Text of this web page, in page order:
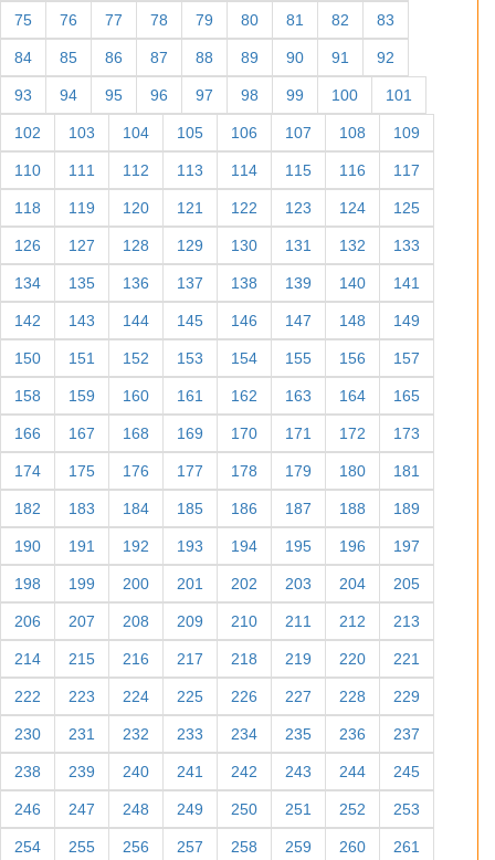
75 76 77 78 79 80 81 82 83
84 85 86 87 88 89 90 91 92
93 94 95 96 97 98 99 100 101
102 103 104 105 106 107 108 109
110 111 112 113 114 115 116 117
118 119 120 121 122 123 124 125
126 127 128 129 130 131 132 133
134 135 136 137 138 139 140 141
142 143 144 145 146 147 148 149
150 151 152 153 154 155 156 157
158 159 160 161 162 163 164 165
166 167 168 169 170 171 172 173
174 175 176 177 178 179 180 181
182 183 184 185 186 187 188 189
190 191 192 193 194 195 196 197
198 199 200 201 202 203 204 205
206 207 208 209 210 211 212 213
214 215 216 217 218 219 220 221
222 223 224 225 226 227 228 229
230 231 232 233 234 235 236 237
238 239 240 241 242 243 244 245
246 247 248 249 250 251 252 253
254 255 256 257 258 259 260 261